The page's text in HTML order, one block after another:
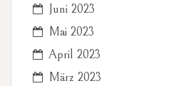
Juni 2023
Mai 2023
April 2023
März 2023